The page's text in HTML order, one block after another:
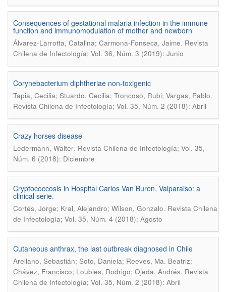
Consequences of gestational malaria infection in the immune
function and immunomodulation of mother and newborn
Álvarez-Larrotta, Catalina; Carmona-Fonseca, Jaime. Revista
Chilena de Infectología; Vol. 36, Núm. 3 (2019): Junio
Corynebacterium diphtheriae non-toxigenic
Tapia, Cecilia; Stuardo, Cecilia; Troncoso, Rubi; Vargas, Pablo.
Revista Chilena de Infectología; Vol. 35, Núm. 2 (2018): Abril
Crazy horses disease
Ledermann, Walter. Revista Chilena de Infectología; Vol. 35,
Núm. 6 (2018): Diciembre
Cryptococcosis in Hospital Carlos Van Buren, Valparaiso: a
clinical serie.
Cortés, Jorge; Kral, Alejandro; Wilson, Gonzalo. Revista Chilena
de Infectología; Vol. 35, Núm. 4 (2018): Agosto
Cutaneous anthrax, the last outbreak diagnosed in Chile
Arellano, Sebastián; Soto, Daniela; Reeves, Ma. Beatriz;
Chávez, Francisco; Loubies, Rodrigo; Ojeda, Andrés. Revista
Chilena de Infectología; Vol. 35, Núm. 2 (2018): Abril